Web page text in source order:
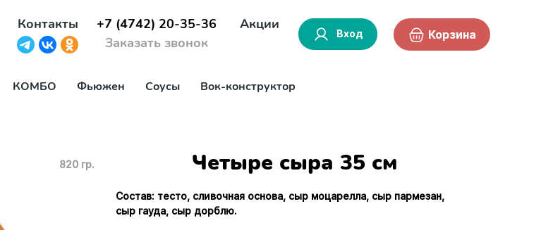
Контакты
+7 (4742) 20-35-36
Заказать звонок
Акции
Вход Корзина
КОМБО Фьюжен Соусы Вок-конструктор
820 гр. Четыре сыра 35 см
Состав: тесто, сливочная основа, сыр моцарелла, сыр пармезан,
сыр гауда, сыр дорблю.